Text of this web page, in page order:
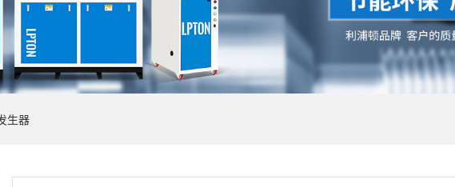
生器